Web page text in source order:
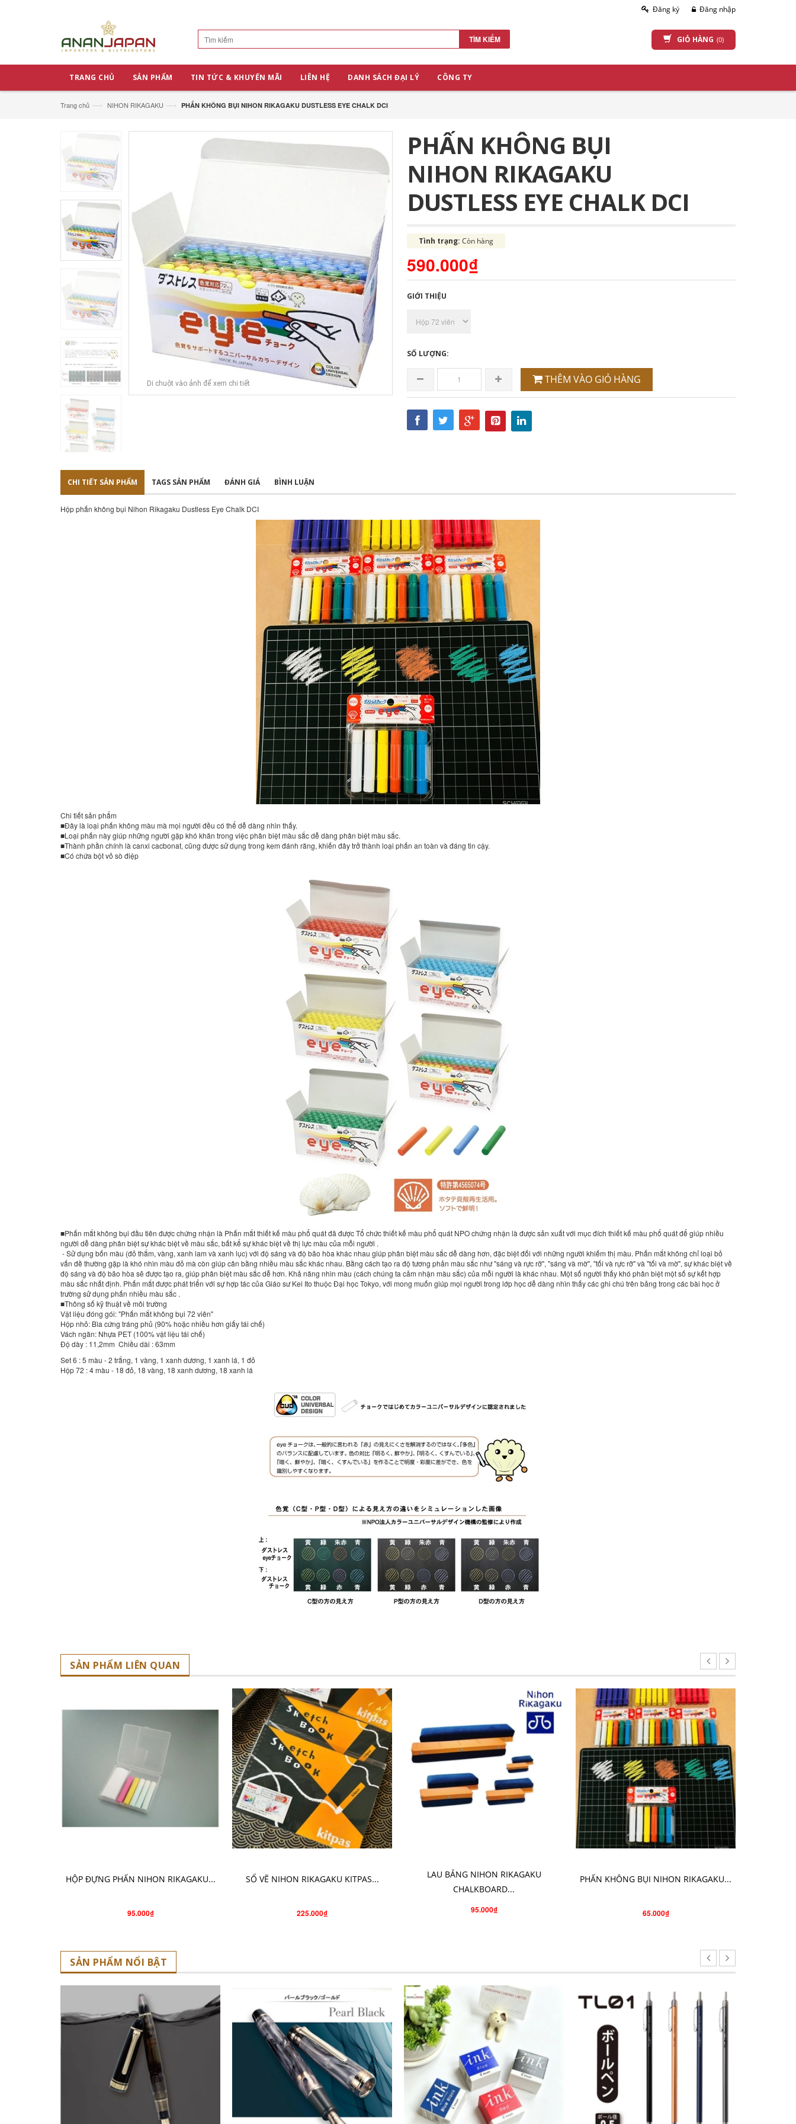
Đăng ký Đăng nhập
TÌM KIẾM GIỎ HÀNG (0)
TRANG CHỦ SẢN PHẨM TIN TỨC & KHUYẾN MÃI LIÊN HỆ DANH SÁCH ĐẠI LÝ CÔNG TY
Trang chủ —› NIHON RIKAGAKU —› PHẤN KHÔNG BỤI NIHON RIKAGAKU DUSTLESS EYE CHALK DCI
Di chuột vào ảnh để xem chi tiết
PHẤN KHÔNG BỤI
NIHON RIKAGAKU
DUSTLESS EYE CHALK DCI
Tình trạng: Còn hàng
590.000₫
GIỚI THIỆU
SỐ LƯỢNG:
THÊM VÀO GIỎ HÀNG
CHI TIẾT SẢN PHẨM TAGS SẢN PHẨM ĐÁNH GIÁ BÌNH LUẬN
Hộp phấn không bụi Nihon Rikagaku Dustless Eye Chalk DCI
Chi tiết sản phẩm
■Đây là loại phấn không màu mà mọi người đều có thể dễ dàng nhìn thấy.
■Loại phấn này giúp những người gặp khó khăn trong việc phân biệt màu sắc dễ dàng phân biệt màu sắc.
■Thành phần chính là canxi cacbonat, cũng được sử dụng trong kem đánh răng, khiến đây trở thành loại phấn an toàn và đáng tin cậy.
■Có chứa bột vỏ sò điệp
■Phấn mắt không bụi đầu tiên được chứng nhận là Phấn mắt thiết kế màu phổ quát đã được Tổ chức thiết kế màu phổ quát NPO chứng nhận là được sản xuất với mục đích thiết kế màu phổ quát để giúp nhiều
người dễ dàng phân biệt sự khác biệt về màu sắc, bất kể sự khác biệt về thị lực màu của mỗi người .
- Sử dụng bốn màu (đỏ thắm, vàng, xanh lam và xanh lục) với độ sáng và độ bão hòa khác nhau giúp phân biệt màu sắc dễ dàng hơn, đặc biệt đối với những người khiếm thị màu. Phấn mắt không chỉ loại bỏ
vấn đề thường gặp là khó nhìn màu đỏ mà còn giúp cân bằng nhiều màu sắc khác nhau. Bằng cách tạo ra độ tương phản màu sắc như "sáng và rực rỡ", "sáng và mờ", "tối và rực rỡ" và "tối và mờ", sự khác biệt về
độ sáng và độ bão hòa sẽ được tạo ra, giúp phân biệt màu sắc dễ hơn. Khả năng nhìn màu (cách chúng ta cảm nhận màu sắc) của mỗi người là khác nhau. Một số người thấy khó phân biệt một số sự kết hợp
màu sắc nhất định. Phấn mắt được phát triển với sự hợp tác của Giáo sư Kei Ito thuộc Đại học Tokyo, với mong muốn giúp mọi người trong lớp học dễ dàng nhìn thấy các ghi chú trên bảng trong các bài học ở
trường sử dụng phấn nhiều màu sắc .
■Thông số kỹ thuật về môi trường
Vật liệu đóng gói: "Phấn mắt không bụi 72 viên"
Hộp nhỏ: Bìa cứng tráng phủ (90% hoặc nhiều hơn giấy tái chế)
Vách ngăn: Nhựa PET (100% vật liệu tái chế)
Độ dày : 11,2mm Chiều dài : 63mm
Set 6 : 5 màu - 2 trắng, 1 vàng, 1 xanh dương, 1 xanh lá, 1 đỏ
Hộp 72 : 4 màu - 18 đỏ, 18 vàng, 18 xanh dương, 18 xanh lá
SẢN PHẨM LIÊN QUAN
HỘP ĐỰNG PHẤN NIHON RIKAGAKU...
95.000₫
SỔ VẼ NIHON RIKAGAKU KITPAS...
225.000₫
LAU BẢNG NIHON RIKAGAKU
CHALKBOARD...
95.000₫
PHẤN KHÔNG BỤI NIHON RIKAGAKU...
65.000₫
SẢN PHẨM NỔI BẬT